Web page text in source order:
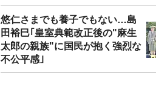
悠仁さまでも養子でもない…島
田裕巳｢皇室典範改正後の"麻生
太郎の親族"に国民が抱く強烈な
不公平感｣